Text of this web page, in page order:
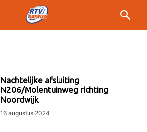
Nachtelijke afsluiting
N206/Molentuinweg richting
Noordwijk
16 augustus 2024